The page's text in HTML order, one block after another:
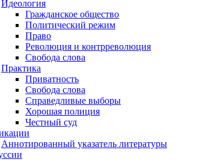
Идеология
Гражданское общество
Политический режим
Право
Революция и контрреволюция
Свобода слова
Практика
Приватность
Свобода слова
Справедливые выборы
Хорошая полиция
Честный суд
Аннотированный указатель литературы